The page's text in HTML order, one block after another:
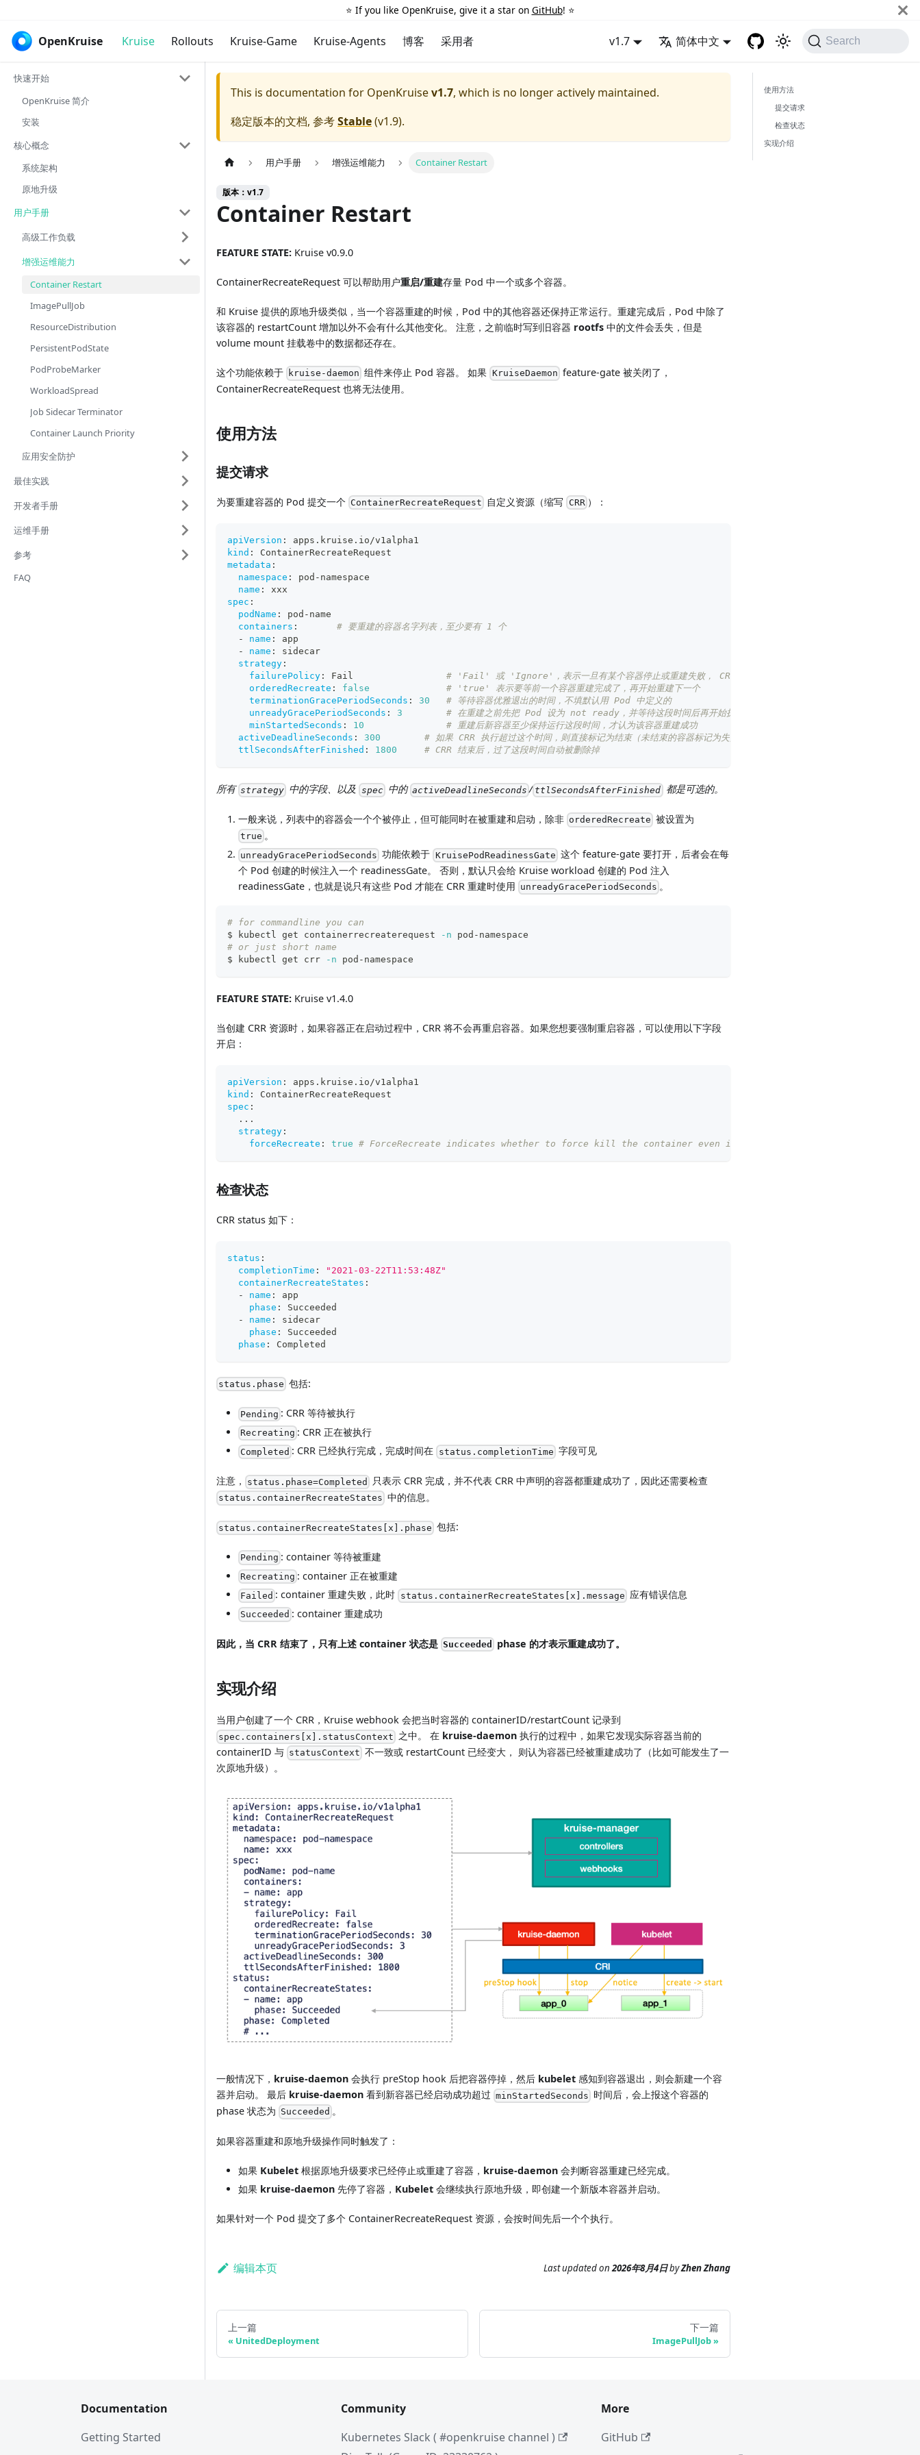
⭐️ If you like OpenKruise, give it a star on GitHub! ⭐️
OpenKruise Kruise Rollouts Kruise-Game Kruise-Agents 博客 采用者 v1.7 简体中文 Search
快速开始
OpenKruise 简介
安装
核心概念
系统架构
原地升级
用户手册
高级工作负载
增强运维能力
Container Restart
ImagePullJob
ResourceDistribution
PersistentPodState
PodProbeMarker
WorkloadSpread
Job Sidecar Terminator
Container Launch Priority
应用安全防护
最佳实践
开发者手册
运维手册
参考
FAQ
This is documentation for OpenKruisev1.7, which is no longer actively maintained.
稳定版本的文档, 参考Stable(v1.9).
用户手册 增强运维能力 Container Restart
版本：v1.7
Container Restart
FEATURE STATE: Kruise v0.9.0
ContainerRecreateRequest 可以帮助用户重启/重建存量 Pod 中一个或多个容器。
和 Kruise 提供的原地升级类似，当一个容器重建的时候，Pod 中的其他容器还保持正常运行。重建完成后，Pod 中除了
该容器的 restartCount 增加以外不会有什么其他变化。 注意，之前临时写到旧容器 rootfs 中的文件会丢失，但是
volume mount 挂载卷中的数据都还存在。
这个功能依赖于 kruise-daemon 组件来停止 Pod 容器。 如果 KruiseDaemon feature-gate 被关闭了，
ContainerRecreateRequest 也将无法使用。
使用方法
提交请求
为要重建容器的 Pod 提交一个 ContainerRecreateRequest 自定义资源（缩写 CRR ）：
apiVersion :
apps.kruise.io/v1alpha1
kind :
ContainerRecreateRequest
metadata :
namespace : pod - namespace
name :
xxx
spec :
podName : pod - name
containers :
# 要重建的容器名字列表，至少要有 1 个
-
name :
app
-
name :
sidecar
strategy :
failurePolicy : Fail # 'Fail' 或 'Ignore'，表示一旦有某个容器停止或重建失败， CRR 立即结束
orderedRecreate : false
# 'true' 表示要等前一个容器重建完成了，再开始重建下一个
terminationGracePeriodSeconds : 30
# 等待容器优雅退出的时间，不填默认用 Pod 中定义的
unreadyGracePeriodSeconds : 3
# 在重建之前先把 Pod 设为 not ready，并等待这段时间后再开始执行重建
minStartedSeconds : 10
# 重建后新容器至少保持运行这段时间，才认为该容器重建成功
activeDeadlineSeconds : 300
# 如果 CRR 执行超过这个时间，则直接标记为结束（未结束的容器标记为失败）
ttlSecondsAfterFinished : 1800 # CRR 结束后，过了这段时间自动被删除掉
所有 strategy 中的字段、以及 spec 中的 activeDeadlineSeconds / ttlSecondsAfterFinished 都是可选的。
一般来说，列表中的容器会一个个被停止，但可能同时在被重建和启动，除非 orderedRecreate 被设置为
true 。
unreadyGracePeriodSeconds 功能依赖于 KruisePodReadinessGate 这个 feature-gate 要打开，后者会在每
个 Pod 创建的时候注入一个 readinessGate。 否则，默认只会给 Kruise workload 创建的 Pod 注入
readinessGate，也就是说只有这些 Pod 才能在 CRR 重建时使用 unreadyGracePeriodSeconds 。
# for commandline you can
$ kubectl get containerrecreaterequest
-n pod-namespace
# or just short name
$ kubectl get crr
-n pod-namespace
FEATURE STATE: Kruise v1.4.0
当创建 CRR 资源时，如果容器正在启动过程中，CRR 将不会再重启容器。如果您想要强制重启容器，可以使用以下字段
开启：
apiVersion :
apps.kruise.io/v1alpha1
kind :
ContainerRecreateRequest
spec :
...
strategy :
forceRecreate : true # ForceRecreate indicates whether to force kill the container even if the previous container is
检查状态
CRR status 如下：
status :
completionTime :
"2021-03-22T11:53:48Z"
containerRecreateStates :
-
name :
app
phase :
Succeeded
-
name :
sidecar
phase :
Succeeded
phase : Completed
status.phase 包括:
Pending : CRR 等待被执行
Recreating : CRR 正在被执行
Completed : CRR 已经执行完成，完成时间在 status.completionTime 字段可见
注意， status.phase=Completed 只表示 CRR 完成，并不代表 CRR 中声明的容器都重建成功了，因此还需要检查
status.containerRecreateStates 中的信息。
status.containerRecreateStates[x].phase 包括:
Pending : container 等待被重建
Recreating : container 正在被重建
Failed : container 重建失败，此时 status.containerRecreateStates[x].message 应有错误信息
Succeeded : container 重建成功
因此，当 CRR 结束了，只有上述 container 状态是 Succeeded phase 的才表示重建成功了。
实现介绍
当用户创建了一个 CRR，Kruise webhook 会把当时容器的 containerID/restartCount 记录到
spec.containers[x].statusContext 之中。 在 kruise-daemon 执行的过程中，如果它发现实际容器当前的
containerID 与 statusContext 不一致或 restartCount 已经变大， 则认为容器已经被重建成功了（比如可能发生了一
次原地升级）。
一般情况下， kruise-daemon 会执行 preStop hook 后把容器停掉，然后 kubelet 感知到容器退出，则会新建一个容
器并启动。 最后 kruise-daemon 看到新容器已经启动成功超过 minStartedSeconds 时间后，会上报这个容器的
phase 状态为 Succeeded 。
如果容器重建和原地升级操作同时触发了：
如果 Kubelet 根据原地升级要求已经停止或重建了容器， kruise-daemon 会判断容器重建已经完成。
如果 kruise-daemon 先停了容器， Kubelet 会继续执行原地升级，即创建一个新版本容器并启动。
如果针对一个 Pod 提交了多个 ContainerRecreateRequest 资源，会按时间先后一个个执行。
编辑本页 Last updatedon2026年8月4日byZhen Zhang
上一篇
UnitedDeployment
下一篇
ImagePullJob
使用方法
提交请求
检查状态
实现介绍
Documentation
Getting Started
Community
Kubernetes Slack ( #openkruise channel )
More
GitHub